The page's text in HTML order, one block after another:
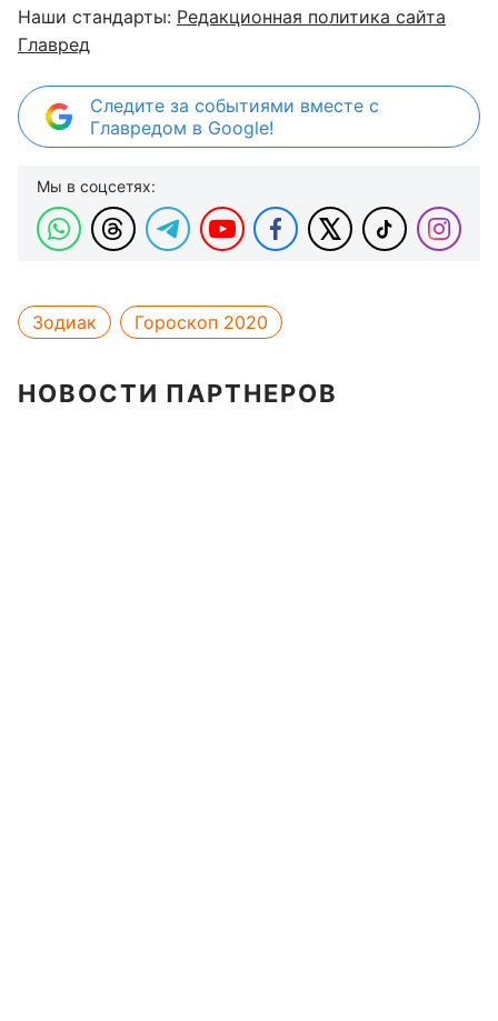
Наши стандарты: Редакционная политика сайта
Главред
Следите за событиями вместе с
Главредом в Google!
Мы в соцсетях:
Зодиак Гороскоп 2020
НОВОСТИ ПАРТНЕРОВ